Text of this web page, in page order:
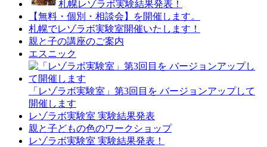
札幌レゾラボ実験結果発表！
【無料・個別・相談会】を開催します。
札幌でレゾラボ実験室開催いたします！
親と子の講座のご案内
エスニック
「レゾラボ実験室」第3回目を バージョンアップして
開催します
レゾラボ実験室 実験結果発表
親と子どもの色のワークショップ
レゾラボ実験室 実験結果発表！